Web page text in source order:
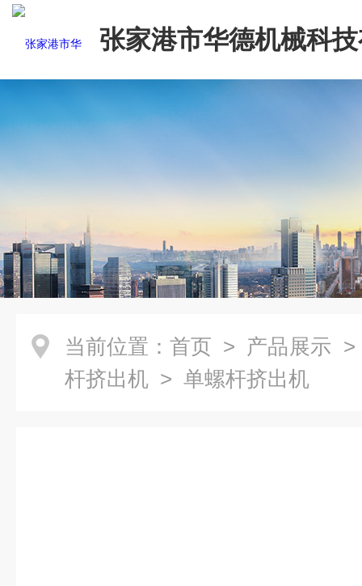
张家港市华德机械科
司
当前位置： 首页 > 产品展示
杆挤出机 > 单螺杆挤出机